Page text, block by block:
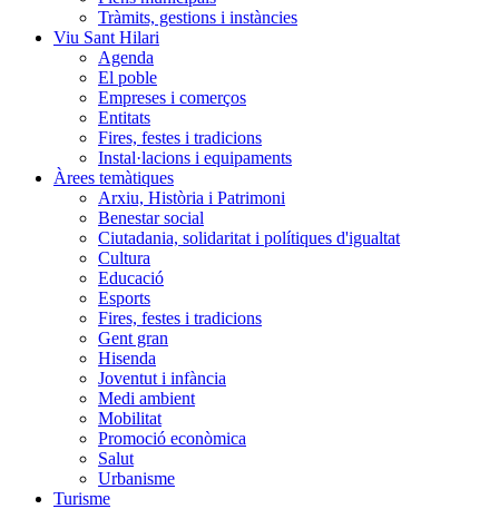
Tràmits, gestions i instàncies
Viu Sant Hilari
Agenda
El poble
Empreses i comerços
Entitats
Fires, festes i tradicions
Instal·lacions i equipaments
Àrees temàtiques
Arxiu, Història i Patrimoni
Benestar social
Ciutadania, solidaritat i polítiques d'igualtat
Cultura
Educació
Esports
Fires, festes i tradicions
Gent gran
Hisenda
Joventut i infància
Medi ambient
Mobilitat
Promoció econòmica
Salut
Urbanisme
Turisme